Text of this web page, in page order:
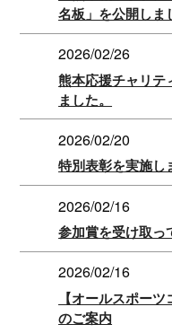
名板」を公開しま
2026/02/26
熊本応援チャリ
ました。
2026/02/20
特別表彰を実施し
2026/02/16
参加賞を受け取っ
2026/02/16
【オールスポー
のご案内